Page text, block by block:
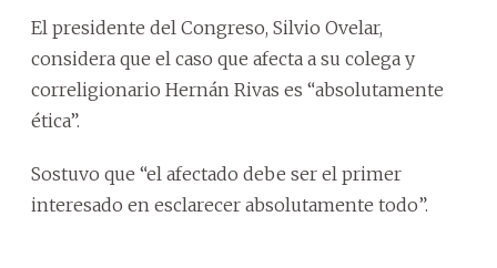
El presidente del Congreso, Silvio Ovelar,
considera que el caso que afecta a su colega y
correligionario Hernán Rivas es “absolutamente
ética”.
Sostuvo que “el afectado debe ser el primer
interesado en esclarecer absolutamente todo”.